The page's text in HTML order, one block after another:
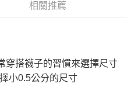
數、繳款截止日，確認付款後即完
分期」於每月結算日後寄送繳費提
。
相關推薦
穿搭襪子的習慣來選擇尺寸
小0.5公分的尺寸